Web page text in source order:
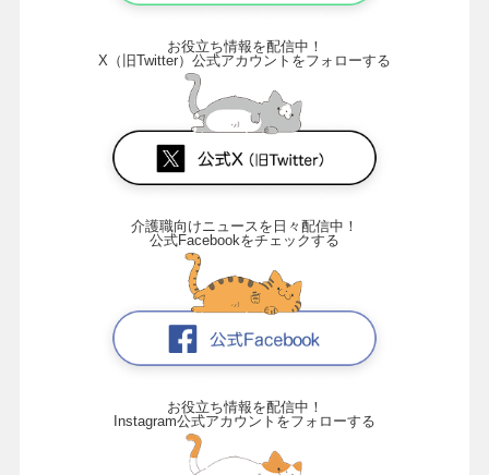
お役立ち情報を配信中！
X（旧Twitter）公式アカウントをフォローする
介護職向けニュースを日々配信中！
公式Facebookをチェックする
お役立ち情報を配信中！
Instagram公式アカウントをフォローする